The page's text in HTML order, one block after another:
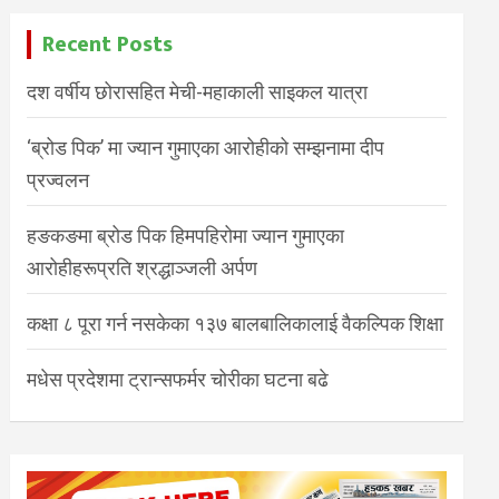
Recent Posts
दश वर्षीय छोरासहित मेची-महाकाली साइकल यात्रा
‘ब्रोड पिक’ मा ज्यान गुमाएका आरोहीको सम्झनामा दीप
प्रज्वलन
हङकङमा ब्रोड पिक हिमपहिरोमा ज्यान गुमाएका
आरोहीहरूप्रति श्रद्धाञ्जली अर्पण
कक्षा ८ पूरा गर्न नसकेका १३७ बालबालिकालाई वैकल्पिक शिक्षा
मधेस प्रदेशमा ट्रान्सफर्मर चोरीका घटना बढे